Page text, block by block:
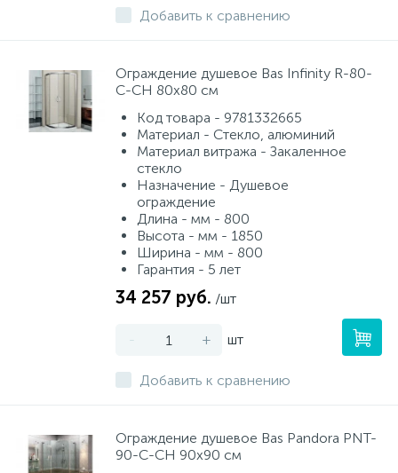
Добавить к сравнению
Ограждение душевое Bas Infinity R-80-
C-CH 80х80 см
Код товара - 9781332665
Материал - Стекло, алюминий
Материал витража - Закаленное
стекло
Назначение - Душевое
ограждение
Длина - мм - 800
Высота - мм - 1850
Ширина - мм - 800
Гарантия - 5 лет
34 257 руб. /шт
- + шт
Добавить к сравнению
Ограждение душевое Bas Pandora PNT-
90-C-CH 90х90 см